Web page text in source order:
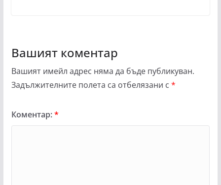
Вашият коментар
Вашият имейл адрес няма да бъде публикуван.
Задължителните полета са отбелязани с *
Коментар:*